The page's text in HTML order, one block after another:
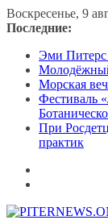
Перейти
к
Воскресенье, 9
Последние:
Эми Питерс
Морская
Фестиваль
При
практик